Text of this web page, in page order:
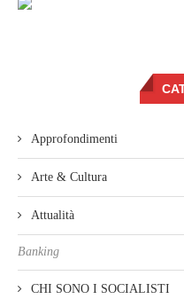
Approfondimenti
Arte & Cultura
Attualità
Banking
CHI SONO I SOCIALISTI